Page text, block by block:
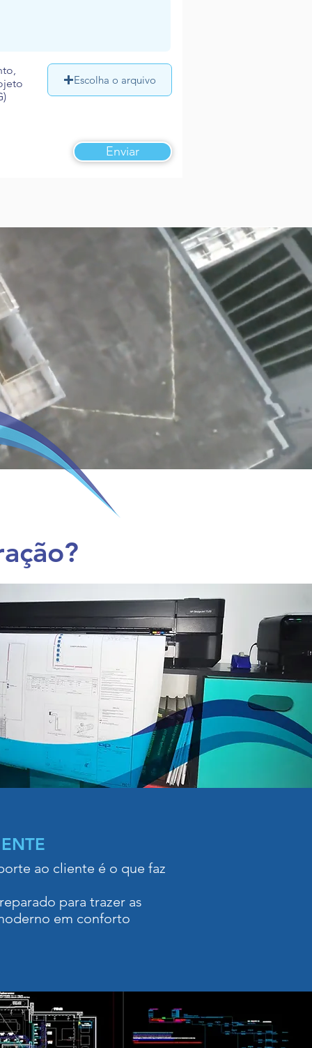
Escolha o arquivo
Enviar
ao cliente é o que faz
para trazer as
em conforto